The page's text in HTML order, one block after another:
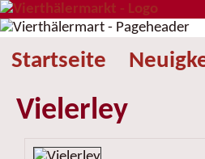
Startseite
Vielerley